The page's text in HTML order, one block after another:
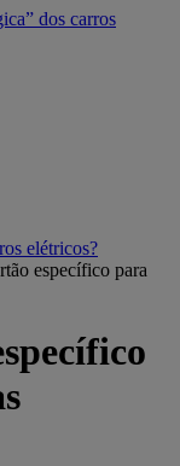
dos carros
elétricos?
específico para